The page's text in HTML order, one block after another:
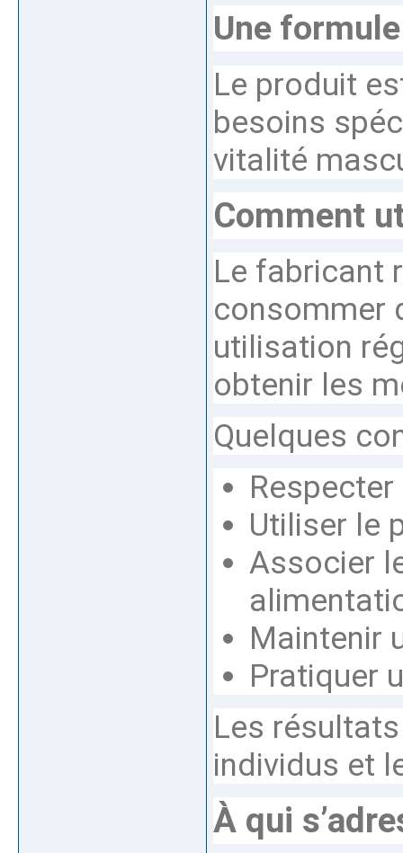
Une
Le produit
besoins
vitalité
Comment
Le fabricant
consommer
utilisation
obtenir les
Quelques
Utiliser le
Associer
Maintenir
Pratiquer
Les
individus et
À qui